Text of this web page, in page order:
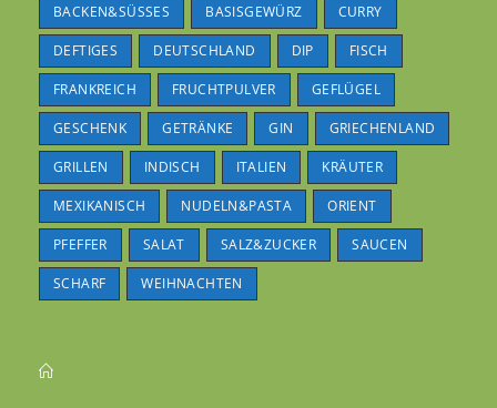
BACKEN&SÜSSES BASISGEWÜRZ CURRY
DEFTIGES DEUTSCHLAND DIP FISCH
FRANKREICH FRUCHTPULVER GEFLÜGEL
GESCHENK GETRÄNKE GIN GRIECHENLAND
GRILLEN INDISCH ITALIEN KRÄUTER
MEXIKANISCH NUDELN&PASTA ORIENT
PFEFFER SALAT SALZ&ZUCKER SAUCEN
SCHARF WEIHNACHTEN